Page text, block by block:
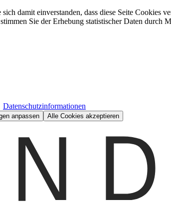
damit einverstanden, dass diese Seite
Sie der Erhebung statistischer Daten durch
Datenschutzinformationen
anpassen Alle Cookies akzeptieren